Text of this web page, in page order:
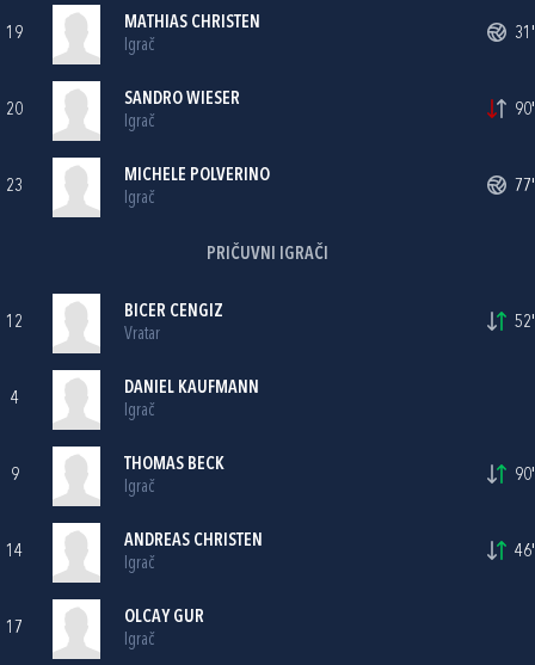
19
MATHIAS CHRISTEN
Igrač
31'
20
SANDRO WIESER
Igrač
90'
23
MICHELE POLVERINO
Igrač
77'
PRIČUVNI IGRAČI
12
BICER CENGIZ
Vratar
52'
4
DANIEL KAUFMANN
Igrač
9
THOMAS BECK
Igrač
90'
14
ANDREAS CHRISTEN
Igrač
46'
17
OLCAY GUR
Igrač